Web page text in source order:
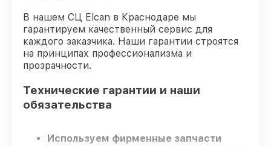
В нашем СЦ Elcan в Краснодаре мы
гарантируем качественный сервис для
каждого заказчика. Наши гарантии строятся
на принципах профессионализма и
прозрачности.
Технические гарантии и наши
обязательства
Используем фирменные запчасти